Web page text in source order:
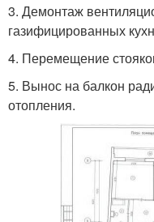
3.​ Демонтаж
газифицированных
4.​ Перемещение
5.​ Вынос на балкон
отопления.